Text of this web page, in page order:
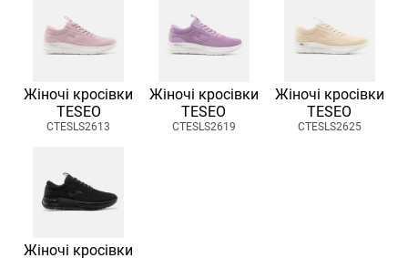
Жіночі кросівки
TESEO
CTESLS2613
Жіночі кросівки
TESEO
CTESLS2619
Жіночі кросівки
TESEO
CTESLS2625
Жіночі кросівки